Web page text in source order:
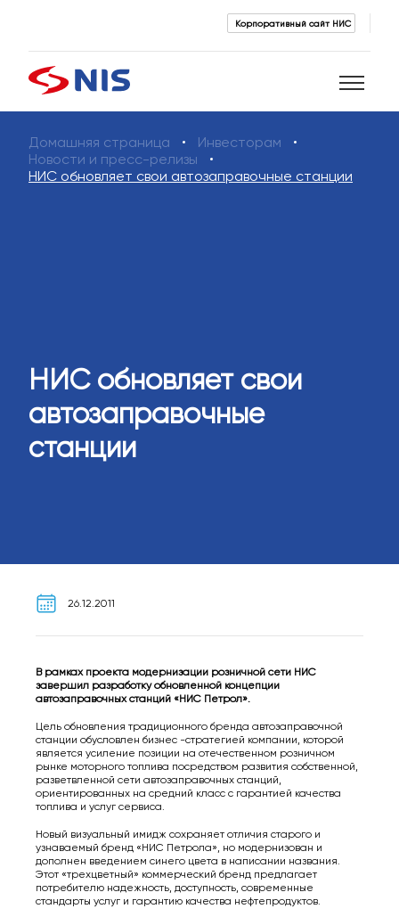
Корпоративный сайт НИС
Поиск
Домашняя страница
Инвесторам
Новости и пресс-релизы
НИС обновляет свои автозаправочные станции
НИС обновляет свои
автозаправочные
станции
26.12.2011
В рамках проекта модернизации розничной сети НИС
завершил разработку обновленной концепции
автозаправочных станций «НИС Петрол».
Цель обновления традиционного бренда автозаправочной
станции обусловлен бизнес -стратегией компании, которой
является усиление позиции на отечественном розничном
рынке моторного топлива посредством развития собственной,
разветвленной сети автозаправочных станций,
ориентированных на средний класс с гарантией качества
топлива и услуг сервиса.
Новый визуальный имидж сохраняет отличия старого и
узнаваемый бренд «НИС Петрола», но модернизован и
дополнен введением синего цвета в написании названия.
Этот «трехцветный» коммерческий бренд предлагает
потребителю надежность, доступность, современные
стандарты услуг и гарантию качества нефтепродуктов.